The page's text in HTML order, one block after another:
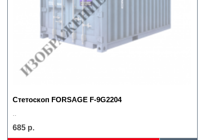
Стетоскоп FORSAGE F-9G2204
685 р.